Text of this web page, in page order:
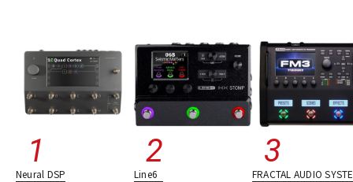
Neural DSP Line6 FRACTAL AUDIO